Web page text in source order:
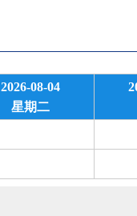
2026-08-04
星期二